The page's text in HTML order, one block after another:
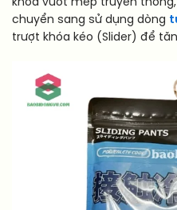
khóa vuốt mép truyền
chuyển sang sử dụng dòng
trượt khóa kéo (Slider) để